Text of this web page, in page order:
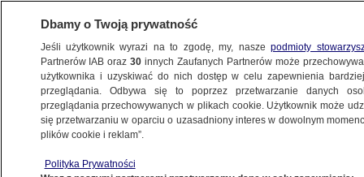
ŚWIAT
tylu kłopotów", co George
Dbamy o Twoją prywatność
Jeśli użytkownik wyrazi na to zgodę, my, naszepodmioty
Partnerów IAB oraz30 innych Zaufanych Partnerów może
użytkownika i uzyskiwać do nich dostęp w celu zapewnienia
przeglądania. Odbywa się to poprzez przetwarzanie danych
przeglądania przechowywanych w plikach cookie. Użytkownik może
się przetwarzaniu w oparciu o uzasadniony interes w dowolnym
plików cookie i reklam”.
Polityka Prywatności